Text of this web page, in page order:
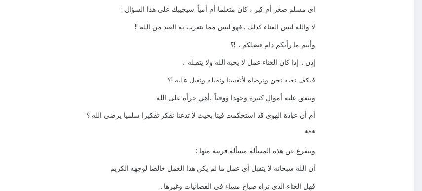
اي مسلم صغر أم كبر ، كان متعلما أم أمياً .سيجيبك على هذا السؤال :
لا والله ليس الغناء كذلك ..فهو ليس مما يتقرب به العبد من الله !!
وأنتم ما رأيكم دام فضلكم .. !؟
إذن .. إذا كان الغناء عمل لا يحبه الله ولا يتقبله ..
فيكف نحبه نحن ونرضاه لأنفسنا ونقبله ونقبل عليه !؟
وننفق عليه أموال كثيرة وجهدا ووقتاً ..أهي جرأة على الله
أم أن عبادة الهوى قد استحكمت فينا بحيث لا تدعنا نفكر تفكيرا سلميا يرضي الله ؟
***
ويتفرع عن هذه المسألة مسألة قريبة منها :
أن الله سبحانه لا يتقبل أي عمل ما لم يكن هذا العمل خالصا لوجهه الكريم
فهل الغناء الذي نراه صباح مساء في الفضائيات وغيرها ..